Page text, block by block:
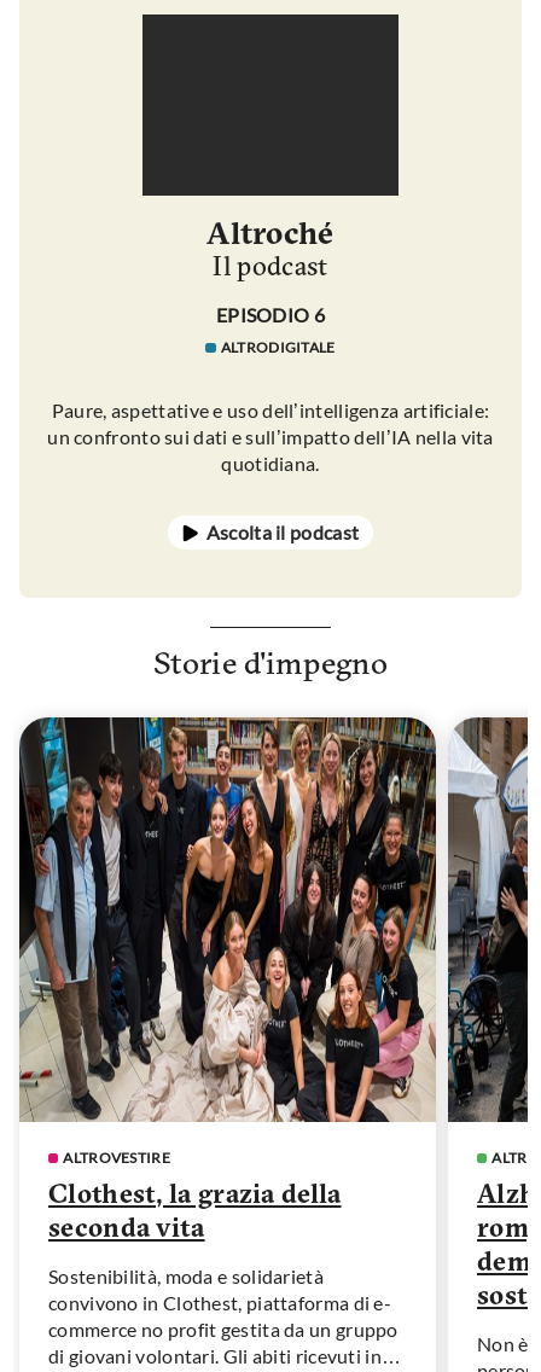
Altroché
Il podcast
EPISODIO 6
ALTRODIGITALE
Paure, aspettative e uso dell’intelligenza artificiale:
un confronto sui dati e sull’impatto dell’IA nella vita
quotidiana.
Ascolta il podcast
Storie d'impegno
ALTROVESTIRE
Clothest, la grazia della
seconda vita
Sostenibilità, moda e solidarietà
convivono in Clothest, piattaforma di e-
commerce no profit gestita da un gruppo
di giovani volontari. Gli abiti ricevuti in
Non è